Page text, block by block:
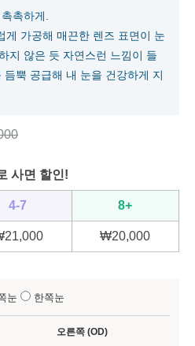
촉하게.
게 가공해 매끈한 렌즈 표면이 눈
지 않은 듯 자연스런 느낌이 들
뿍 공급해 내 눈을 건강하게 지
사면 할인!
4-7 8+
21,000 ₩20,000
눈 한쪽눈
오른쪽 (OD)